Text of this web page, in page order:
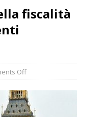
fiscalità
Off